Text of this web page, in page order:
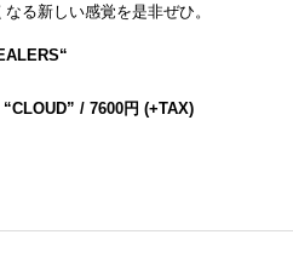
る新しい感覚を是非ぜひ。
“
/ 7600円 (+TAX)